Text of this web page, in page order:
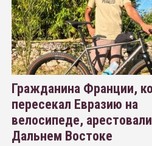
Гражданина Франции,
пересекал Евразию на
велосипеде,
Дальнем Востоке